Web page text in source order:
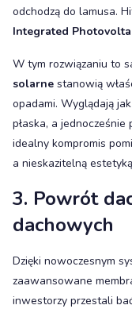
odchodzą do lamusa.
Integrated
W tym rozwiązaniu to
solarne stanowią
opadami. Wyglądają
płaska, a jednocześnie
idealny kompromis
a nieskazitelną
3. Powrót
dachowych
Dzięki nowoczesnym
zaawansowane
inwestorzy przestali